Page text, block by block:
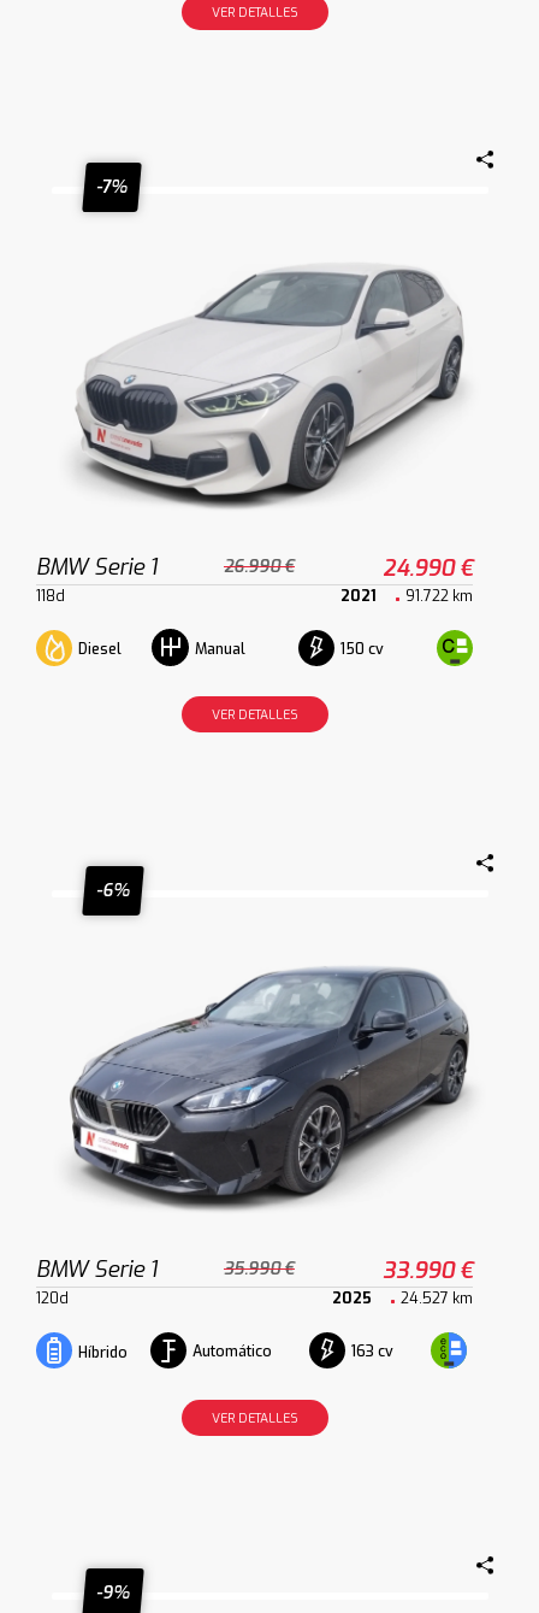
VER DETALLES
-7%
BMW Serie 1 26.990 € 24.990 €
118d 2021 91.722 km
Diesel Manual 150 cv
VER DETALLES
-6%
BMW Serie 1 35.990 € 33.990 €
120d 2025 24.527 km
Híbrido Automático 163 cv
VER DETALLES
-9%